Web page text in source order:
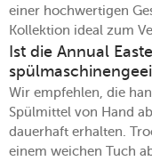
einer hochwertigen
Kollektion ideal zum
Ist die Annual
Wir empfehlen, die
Spülmittel von Hand
dauerhaft erhalten.
einem weichen Tuch